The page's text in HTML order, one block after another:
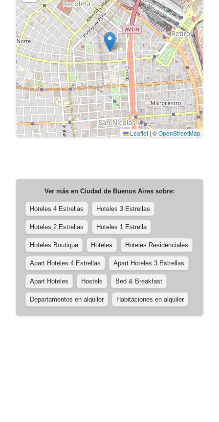
Leaflet |©OpenStreetMap
Ver más en Ciudad de Buenos Aires sobre:
Hoteles 4 Estrellas Hoteles 3 Estrellas
Hoteles 2 Estrellas Hoteles 1 Estrella
Hoteles Boutique Hoteles Hoteles Residenciales
Apart Hoteles 4 Estrellas Apart Hoteles 3 Estrellas
Apart Hoteles Hostels Bed & Breakfast
Departamentos en alquiler Habitaciones en alquiler